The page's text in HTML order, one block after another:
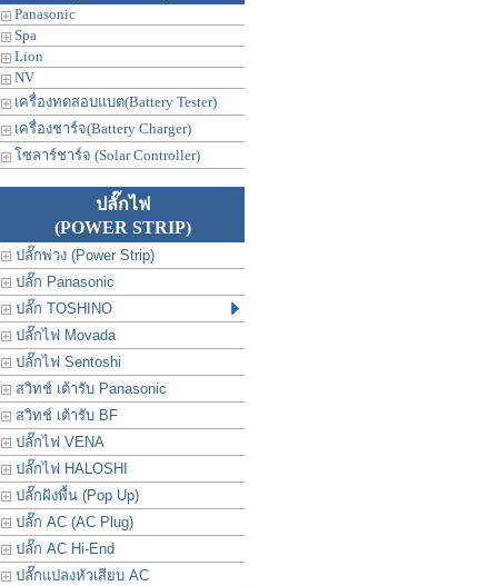
Panasonic
Spa
Lion
NV
เครื่องทดสอบแบต(Battery Tester)
เครื่องชาร์จ(Battery Charger)
โซลาร์ชาร์จ (Solar Controller)
ปลั๊กไฟ
(POWER STRIP)
ปลั๊กพ่วง (Power Strip)
ปลั๊ก Panasonic
ปลั๊ก TOSHINO
ปลั๊กไฟ Movada
ปลั๊กไฟ Sentoshi
สวิทช์ เต้ารับ Panasonic
สวิทช์ เต้ารับ BF
ปลั๊กไฟ VENA
ปลั๊กไฟ HALOSHI
ปลั๊กฝังพื้น (Pop Up)
ปลั๊ก AC (AC Plug)
ปลั๊ก AC Hi-End
ปลั๊กแปลงหัวเสียบ AC